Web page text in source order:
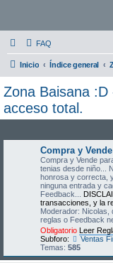
FAQ
Inicio Índice general
Zona Baisana
acceso total.
Compra y
Compra y Vende
tenias desde niño...
honrosa y correcta,
ninguna entrada y
Feedback...
transacciones, y la
Moderador: Nicolas,
reglas o Feedback
Obligatorio Leer
Subforo:
Ventas
Temas: 585